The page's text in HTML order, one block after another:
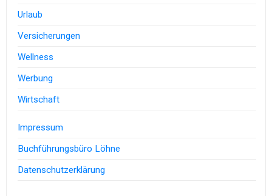
Urlaub
Versicherungen
Wellness
Werbung
Wirtschaft
Impressum
Buchführungsbüro Löhne
Datenschutzerklärung